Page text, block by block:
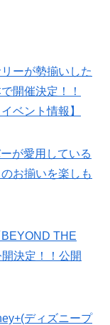
ーが勢揃いした
開催決定！！
ベント情報】
が愛用している
お揃いを楽しも
THE
決定！！公開
ディズニープ